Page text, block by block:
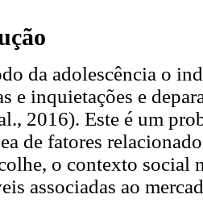
da adolescência o
e inquietações e
2016). Este é um
de fatores
o contexto social
associadas ao